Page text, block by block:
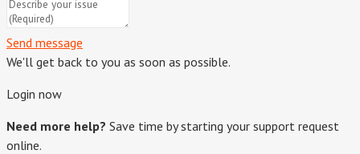
Send message
We'll get back to you as soon as possible.
Login now
Need more help? Save time by starting your support request
online.